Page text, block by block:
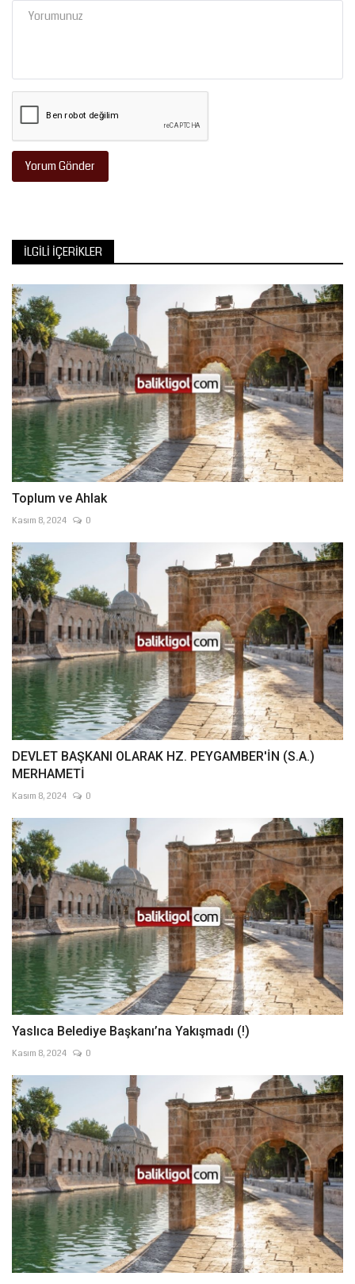
Yorum Gönder
İLGILI İÇERIKLER
Toplum ve Ahlak
Kasım 8, 2024 0
DEVLET BAŞKANI OLARAK HZ. PEYGAMBER'İN (S.A.)
MERHAMETİ
Kasım 8, 2024 0
Yaslıca Belediye Başkanı’na Yakışmadı (!)
Kasım 8, 2024 0